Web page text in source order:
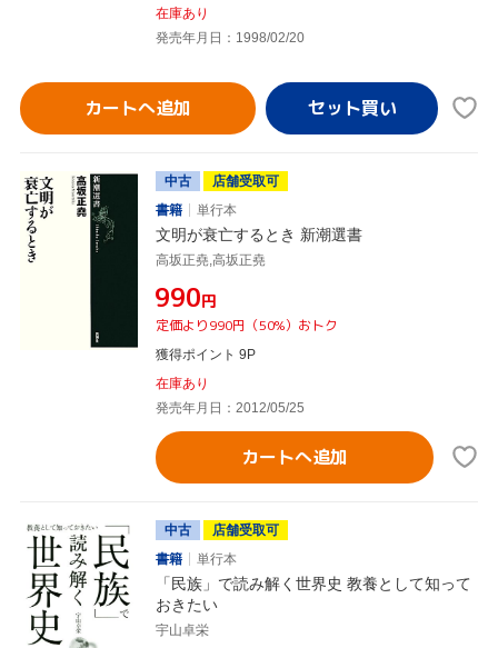
在庫あり
発売年月日：1998/02/20
カートへ追加
中古
店舗受取可
書籍
単行本
文明が衰亡するとき 新潮選書
高坂正堯,高坂正堯
¥990円
定価より990円（50%）おトク
獲得ポイント 9P
在庫あり
発売年月日：2012/05/25
カートへ追加
中古
店舗受取可
書籍
単行本
「民族」で読み解く世界史 教養として知って
おきたい
宇山卓栄